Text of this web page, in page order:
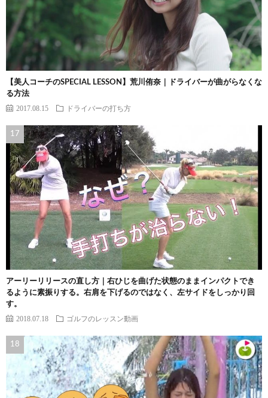
【美人コーチのSPECIAL LESSON】荒川侑奈｜ドライバーが曲がらなくな
る方法
2017.08.15 ドライバーの打ち方
アーリーリリースの直し方｜右ひじを曲げた状態のままインパクトでき
るように素振りする。右肩を下げるのではなく、左サイドをしっかり回
す。
2018.07.18 ゴルフのレッスン動画